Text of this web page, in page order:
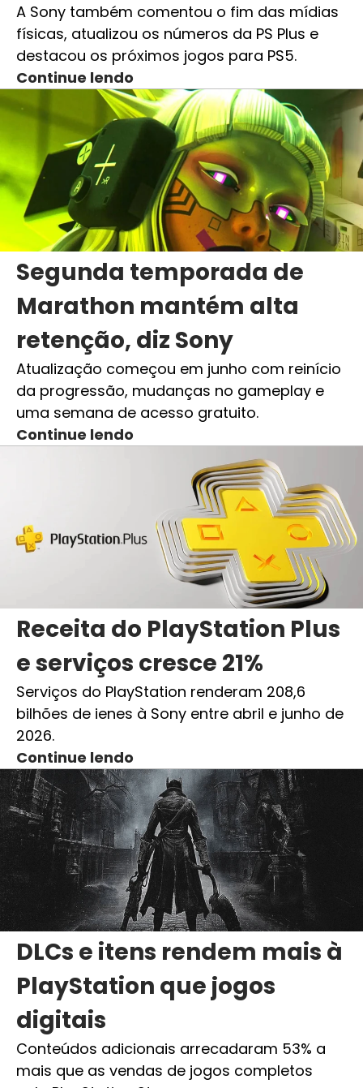
A Sony também comentou o fim das mídias
físicas, atualizou os números da PS Plus e
destacou os próximos jogos para PS5.
Continue lendo
Segunda temporada de
Marathon mantém alta
retenção, diz Sony
Atualização começou em junho com reinício
da progressão, mudanças no gameplay e
uma semana de acesso gratuito.
Continue lendo
Receita do PlayStation Plus
e serviços cresce 21%
Serviços do PlayStation renderam 208,6
bilhões de ienes à Sony entre abril e junho de
2026.
Continue lendo
DLCs e itens rendem mais à
PlayStation que jogos
digitais
Conteúdos adicionais arrecadaram 53% a
mais que as vendas de jogos completos